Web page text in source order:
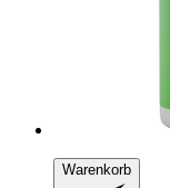
Warenkorb